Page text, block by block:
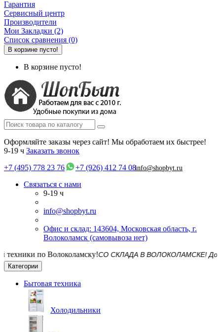
Гарантия
Сервисный центр
Производители
Мои Закладки (2)
Список сравнения (0)
В корзине пусто!
В корзине пусто!
Оформляйте заказы через сайт! Мы обработаем их быстрее!
9-19 ч Заказать звонок
+7 (495) 778 23 76
+7 (926) 412 74 08info@shopbyt.ru
Связаться с нами
9-19 ч
info@shopbyt.ru
Офис и склад: 143604, Московская область, г.
Волоколамск (самовывоза нет)
СО СКЛАДА В ВОЛОКОЛАМСКЕ! Доставим
Категории
Бытовая техника
Холодильники